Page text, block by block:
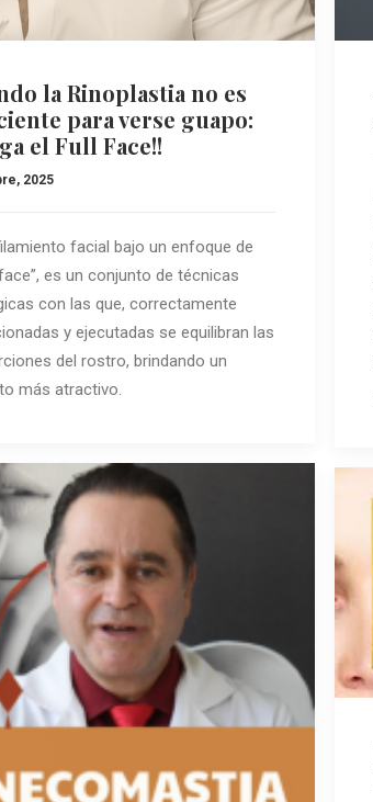
la Rinoplastia no es
para verse guapo:
el Full Face!!
2025
facial bajo un enfoque de
es un conjunto de técnicas
con las que, correctamente
y ejecutadas se equilibran las
del rostro, brindando un
más atractivo.